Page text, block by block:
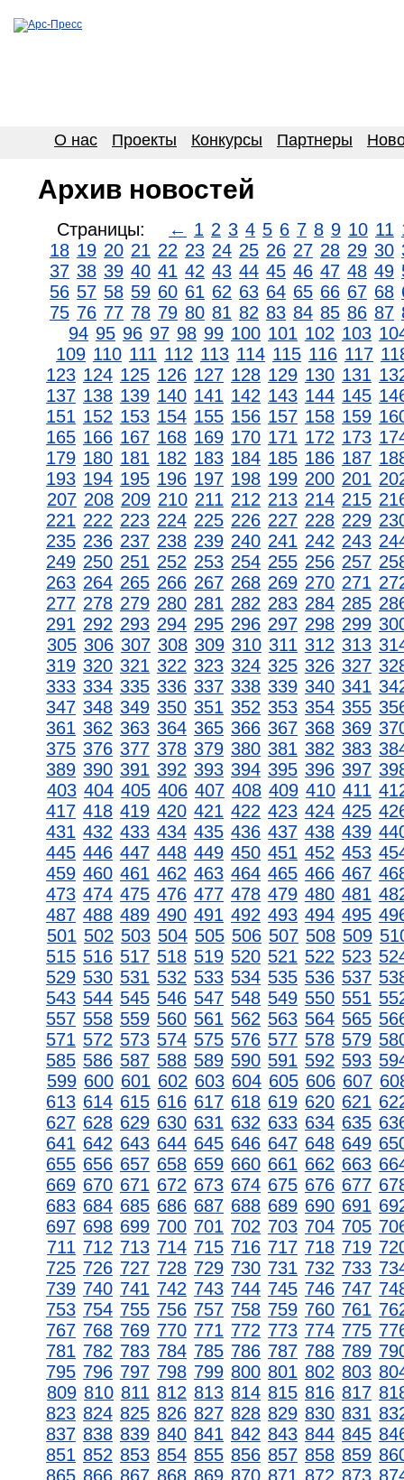
О нас Проекты Конкурсы Партнеры
Архив новостей
Страницы: ← 1 2 3 4 5 6 7 8 9 10 11
18 19 20 21 22 23 24 25 26 27 28 29 30
37 38 39 40 41 42 43 44 45 46 47 48 49
56 57 58 59 60 61 62 63 64 65 66 67 68
75 76 77 78 79 80 81 82 83 84 85 86 87
94 95 96 97 98 99 100 101 102 103
109 110 111 112 113 114 115 116 117
123 124 125 126 127 128 129 130 131
137 138 139 140 141 142 143 144 145
151 152 153 154 155 156 157 158 159
165 166 167 168 169 170 171 172 173
179 180 181 182 183 184 185 186 187
193 194 195 196 197 198 199 200 201
207 208 209 210 211 212 213 214 215
221 222 223 224 225 226 227 228 229
235 236 237 238 239 240 241 242 243
249 250 251 252 253 254 255 256 257
263 264 265 266 267 268 269 270 271
277 278 279 280 281 282 283 284 285
291 292 293 294 295 296 297 298 299
305 306 307 308 309 310 311 312 313
319 320 321 322 323 324 325 326 327
333 334 335 336 337 338 339 340 341
347 348 349 350 351 352 353 354 355
361 362 363 364 365 366 367 368 369
375 376 377 378 379 380 381 382 383
389 390 391 392 393 394 395 396 397
403 404 405 406 407 408 409 410 411
417 418 419 420 421 422 423 424 425
431 432 433 434 435 436 437 438 439
445 446 447 448 449 450 451 452 453
459 460 461 462 463 464 465 466 467
473 474 475 476 477 478 479 480 481
487 488 489 490 491 492 493 494 495
501 502 503 504 505 506 507 508 509
515 516 517 518 519 520 521 522 523
529 530 531 532 533 534 535 536 537
543 544 545 546 547 548 549 550 551
557 558 559 560 561 562 563 564 565
571 572 573 574 575 576 577 578 579
585 586 587 588 589 590 591 592 593
599 600 601 602 603 604 605 606 607
613 614 615 616 617 618 619 620 621
627 628 629 630 631 632 633 634 635
641 642 643 644 645 646 647 648 649
655 656 657 658 659 660 661 662 663
669 670 671 672 673 674 675 676 677
683 684 685 686 687 688 689 690 691
697 698 699 700 701 702 703 704 705
711 712 713 714 715 716 717 718 719
725 726 727 728 729 730 731 732 733
739 740 741 742 743 744 745 746 747
753 754 755 756 757 758 759 760 761
767 768 769 770 771 772 773 774 775
781 782 783 784 785 786 787 788 789
795 796 797 798 799 800 801 802 803
809 810 811 812 813 814 815 816 817
823 824 825 826 827 828 829 830 831
837 838 839 840 841 842 843 844 845
851 852 853 854 855 856 857 858 859
865 866 867 868 869 870 871 872 873